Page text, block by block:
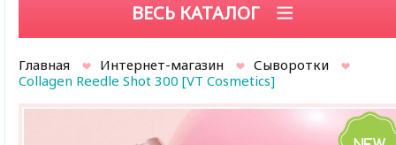
ВЕСЬ КАТАЛОГ
Главная Интернет-магазин
Сыворотки
Collagen Reedle Shot 300 [VT Cosmetics]